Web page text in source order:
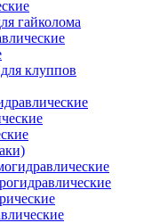
гайколома
клуппов